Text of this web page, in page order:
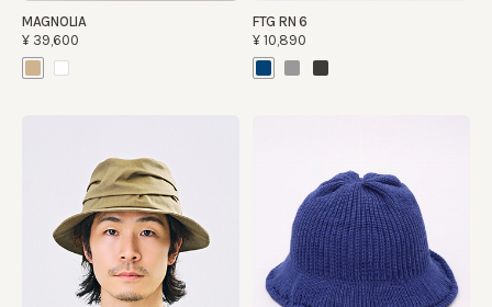
MAGNOLIA
¥39,600
FTG RN 6
¥10,890